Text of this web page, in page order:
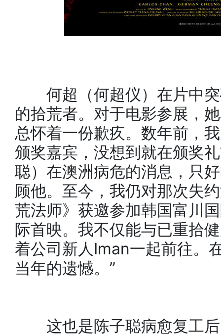
何超（何超仪）在片中突
的拾荒者。对于电影参展，
总怀着一份歉疚。数年前，
颁奖嘉宾，没想到就在颁奖
聪）在澳洲病危的消息，只
顾他。至今，我仍对那次失
荒法师》获邀参加韩国富川
际首映。我不仅能与已重拾
着公司新人Iman一起前往。
当年的遗憾。”
这也是陈子聪病愈复工后